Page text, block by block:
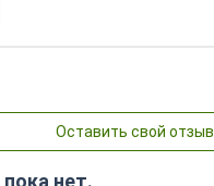
Оставить свой отзыв
нет.